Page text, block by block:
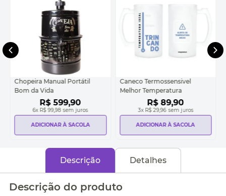
Chopeira Manual Portátil
Bom da Vida
R$ 599,90
6x R$ 99,98 sem juros
ADICIONAR À SACOLA
Caneco Termossensivel
Melhor Temperatura
R$ 89,90
3x R$ 29,96 sem juros
ADICIONAR À SACOLA
Descrição Detalhes
Descrição do produto